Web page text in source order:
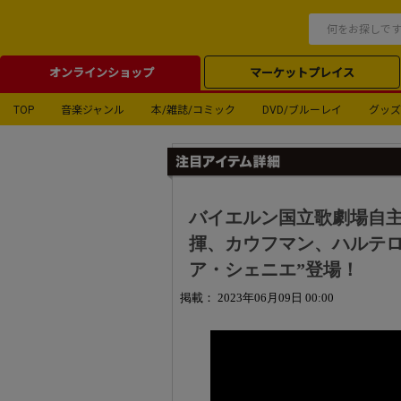
オンラインショップ マーケットプレイス
TOP 音楽ジャンル 本/雑誌/コミック DVD/ブルーレイ グッズ
バイエルン国立歌劇場自
揮、カウフマン、ハルテ
ア・シェニエ”登場！
掲載： 2023年06月09日 00:00